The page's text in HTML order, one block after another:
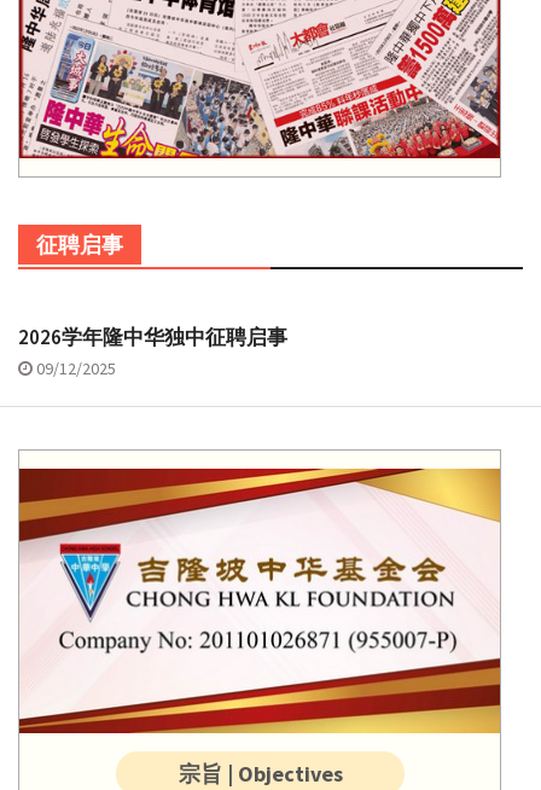
征聘启事
2026学年隆中华独中征聘启事
09/12/2025
宗旨 | Objectives